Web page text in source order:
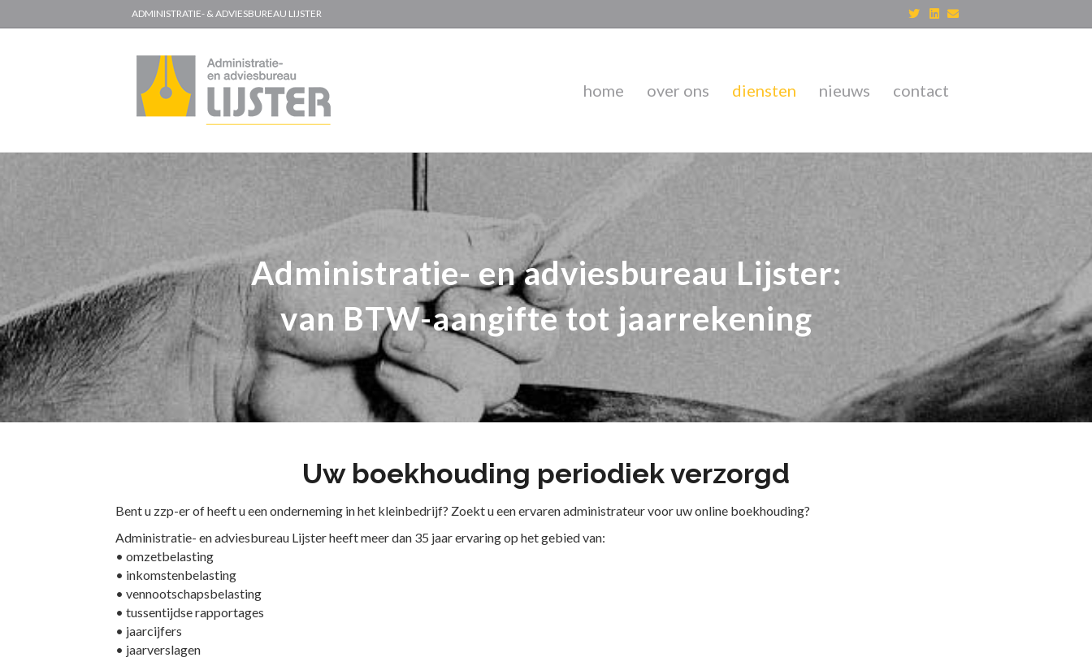
ADMINISTRATIE- & ADVIESBUREAU LIJSTER TwitterLinkedin
Email
home over ons diensten nieuws contact
Administratie- en adviesbureau Lijster:
van BTW-aangifte tot jaarrekening
Uw boekhouding periodiek verzorgd
Bent u zzp-er of heeft u een onderneming in het kleinbedrijf? Zoekt u een ervaren administrateur voor uw online boekhouding?
Administratie- en adviesbureau Lijster heeft meer dan 35 jaar ervaring op het gebied van:
• omzetbelasting
• inkomstenbelasting
• vennootschapsbelasting
• tussentijdse rapportages
• jaarcijfers
• jaarverslagen